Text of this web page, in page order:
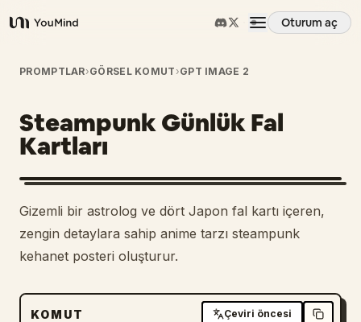
YouMind
Oturum aç
Genel Bakış
Kullanım Senaryoları
Beceriler
İstemler
PROMPTLAR›GÖRSEL KOMUT ›GPT IMAGE 2
Steampunk Günlük Fal
Kartları
Gizemli bir astrolog ve dört Japon fal kartı içeren,
zengin detaylara sahip anime tarzı steampunk
kehanet posteri oluşturur.
KOMUT Çeviri öncesi